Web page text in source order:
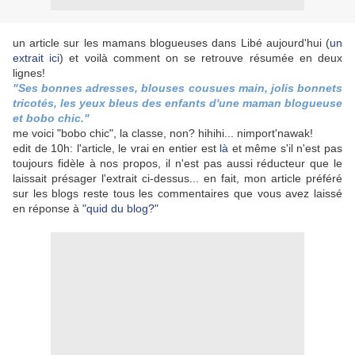
un article sur les mamans blogueuses dans Libé aujourd'hui (un
extrait ici) et voilà comment on se retrouve résumée en deux
lignes!
"Ses bonnes adresses, blouses cousues main, jolis bonnets
tricotés, les yeux bleus des enfants d'une maman blogueuse
et bobo chic."
me voici "bobo chic", la classe, non? hihihi... nimport'nawak!
edit de 10h: l'article, le vrai en entier est là et même s'il n'est pas
toujours fidèle à nos propos, il n'est pas aussi réducteur que le
laissait présager l'extrait ci-dessus... en fait, mon article préféré
sur les blogs reste tous les commentaires que vous avez laissé
en réponse à "quid du blog?"